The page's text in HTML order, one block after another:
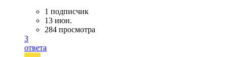
1 подписчик
13 июн.
284 просмотра
3
ответа